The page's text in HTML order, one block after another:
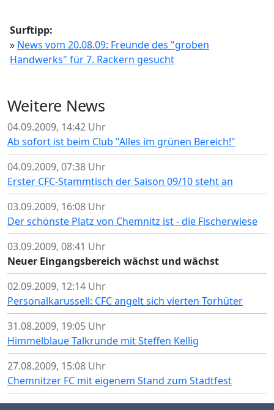
Surftipp:
» News vom 20.08.09: Freunde des "groben
Handwerks" für 7. Rackern gesucht
Weitere News
04.09.2009, 14:42 Uhr
Ab sofort ist beim Club "Alles im grünen Bereich!"
04.09.2009, 07:38 Uhr
Erster CFC-Stammtisch der Saison 09/10 steht an
03.09.2009, 16:08 Uhr
Der schönste Platz von Chemnitz ist - die Fischerwiese
03.09.2009, 08:41 Uhr
Neuer Eingangsbereich wächst und wächst
02.09.2009, 12:14 Uhr
Personalkarussell: CFC angelt sich vierten Torhüter
31.08.2009, 19:05 Uhr
Himmelblaue Talkrunde mit Steffen Kellig
27.08.2009, 15:08 Uhr
Chemnitzer FC mit eigenem Stand zum Stadtfest